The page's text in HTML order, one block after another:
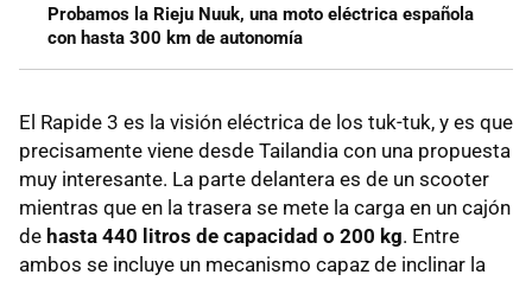
Probamos la Rieju Nuuk, una moto eléctrica española
con hasta 300 km de autonomía
El Rapide 3 es la visión eléctrica de los tuk-tuk, y es que
precisamente viene desde Tailandia con una propuesta
muy interesante. La parte delantera es de un scooter
mientras que en la trasera se mete la carga en un cajón
de hasta 440 litros de capacidad o 200 kg. Entre
ambos se incluye un mecanismo capaz de inclinar la